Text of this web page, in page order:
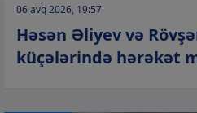
06 avq 2026, 19:57
Həsən Əliyev və
küçələrində hərəkət